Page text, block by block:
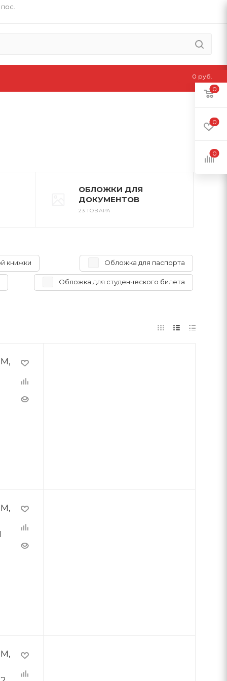
ОБЛОЖКИ ДЛЯ
ДОКУМЕНТОВ
23 ТОВАРА
книжки Обложка для паспорта
Обложка для студенческого билета
0
0
0
0 руб.